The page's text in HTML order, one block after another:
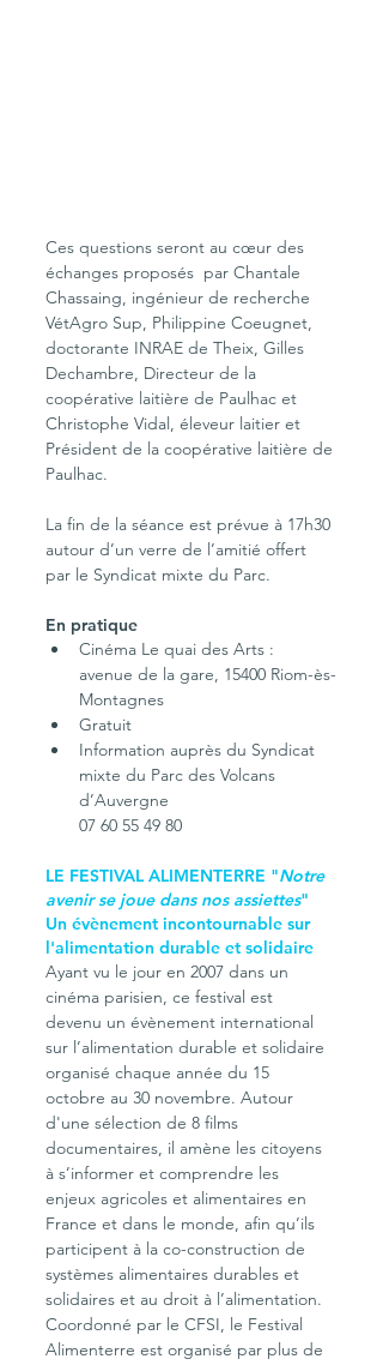
Ces questions seront au cœur des
échanges proposés  par Chantale
Chassaing, ingénieur de recherche
VétAgro Sup, Philippine Coeugnet,
doctorante INRAE de Theix, Gilles
Dechambre, Directeur de la
coopérative laitière de Paulhac et
Christophe Vidal, éleveur laitier et
Président de la coopérative laitière de
Paulhac.
La fin de la séance est prévue à 17h30
autour d’un verre de l’amitié offert
par le Syndicat mixte du Parc.
En pratique
Cinéma Le quai des Arts :
avenue de la gare, 15400 Riom-ès-
Montagnes
Gratuit
Information auprès du Syndicat
mixte du Parc des Volcans
d’Auvergne
07 60 55 49 80
LE FESTIVAL ALIMENTERRE "Notre
avenir se joue dans nos assiettes"
Un évènement incontournable sur
l'alimentation durable et solidaire
Ayant vu le jour en 2007 dans un
cinéma parisien, ce festival est
devenu un évènement international
sur l’alimentation durable et solidaire
organisé chaque année du 15
octobre au 30 novembre. Autour
d'une sélection de 8 films
documentaires, il amène les citoyens
à s’informer et comprendre les
enjeux agricoles et alimentaires en
France et dans le monde, afin qu’ils
participent à la co-construction de
systèmes alimentaires durables et
solidaires et au droit à l’alimentation.
Coordonné par le CFSI, le Festival
Alimenterre est organisé par plus de